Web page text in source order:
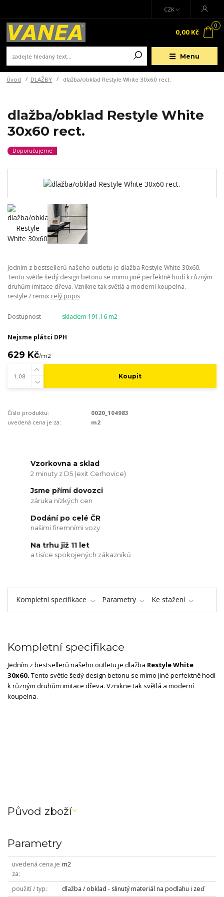
Menu
CZK
0
0,00 Kč
Úvod DLAŽBY dlažba/obklad Restyle White 30x60 rect.
dlažba/obklad Restyle White
30x60 rect.
Doporučujeme
Jedním z bestsellerů našeho outletu je dlažba Restyle White 30x60.
Tento světle šedý design betonu se mimo jiné perfektně hodí k různým
druhům imitace dřeva. Vznikne tak světlá a moderní koupelna.
restyle / remix celý popis
Dostupnost skladem 191.16 m2
Nejsme plátci DPH
629 Kč/m2
Koupit
Číslo produktu:
0020_104983
uvedená cena je za:
m2
Vzorkovna a sklad
2 minuty z D5 (exit Cerhovice)
Jsme přímí dovozci
záruka nízkých cen
Dodání po celé ČR
našimi firemními vozy
Na trhu již 11 let
a tisíce spokojených zákazníků
Kompletní specifikace Parametry Ke stažení
Kompletní specifikace
Jedním z bestsellerů našeho outletu je dlažba Restyle White
30x60. Tento světle šedý design betonu se mimo jiné perfektně hodí
k různým druhům imitace dřeva. Vznikne tak světlá a moderní
koupelna.
Původ zboží
Parametry
uvedená cena je
za
m2
použití / typ dlažba / obklad - slinutý materiál na podlahu i zeď